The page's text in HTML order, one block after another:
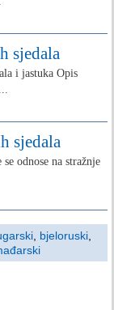
sjedala
i jastuka Opis
sjedala
odnose na stražnje
bjeloruski